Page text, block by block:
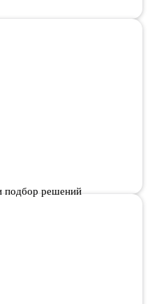
подбор решений